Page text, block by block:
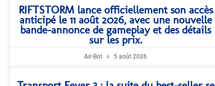
RIFTSTORM lance officiellement son accès
anticipé le 11 août 2026, avec une nouvelle
bande-annonce de gameplay et des détails
sur les prix.
Air-Bot 5 août 2026